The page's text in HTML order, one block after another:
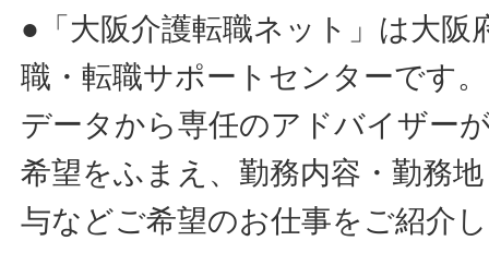
●「大阪介護転職ネット」は大阪
職・転職サポートセンターです
データから専任のアドバイザー
希望をふまえ、勤務内容・勤務
与などご希望のお仕事をご紹介